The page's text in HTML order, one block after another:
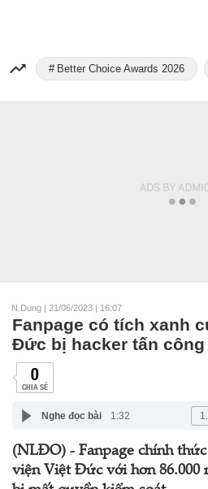
Better Choice Awards 2026
N.Dung | 21/06/2023 | 16:07
Fanpage có tích xanh
Đức bị hacker tấn công
0
CHIA SẺ
Nghe đọc bài 1:32
(NLĐO) - Fanpage chính
viện Việt Đức với hơn 86.000